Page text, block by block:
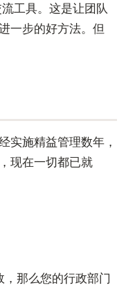
工具。这是让团队
一步的好方法。但
实施精益管理数年，
现在一切都已就
那么您的行政部门